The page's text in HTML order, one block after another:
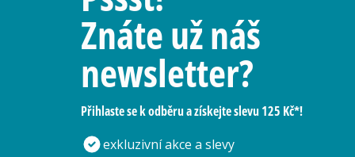
Znáte už náš
newsletter?
Přihlaste se k odběru a získejte slevu 125 Kč*!
exkluzivní akce a slevy